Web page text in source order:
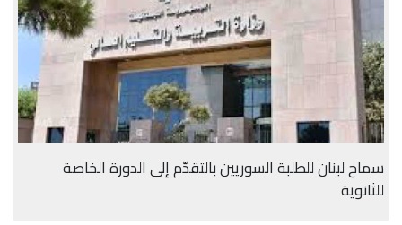
سماح لبنان للطلبة السوريين بالتقدّم إلى الدورة الخاصة
للثانوية